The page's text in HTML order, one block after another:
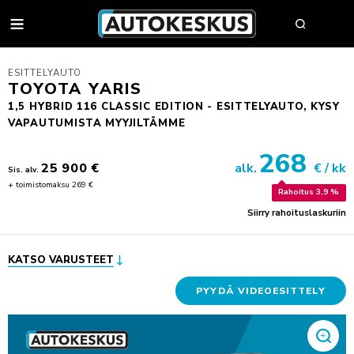
AUTOHAKU
VAIHTOAUTOT
BMW PREMIUM SELECTION
SÄHKÖAUTOT
VAIHTOAUTON OSTAJAN OPAS
AUTOKESKUS TURVA -PALVELUPAKETTI
HUUTOKAUPPA
AUTOJEN SISÄÄNOSTO
BMW
BYD
MINI
MITSUBISHI
YRITYSMYYNTI
YRITYSMYYNNIN ESITTELY
AUTOPÄÄTTÄJÄLLE
TYÖSUHDEAUTOILIJALLE
HUOLTO & RENKAAT
VARAA MÄÄRÄAIKAISHUOLTO
KOLARIKORJAUS & TUULILASIT
ESITTELYAUTO
TOYOTA YARIS
1,5 HYBRID 116 CLASSIC EDITION - ESITTELYAUTO, KYSY
VAPAUTUMISTA MYYJILTÄMME
Sis. alv. 25 900 €
+ toimistomaksu 269 €
alk. 268 € / kk
Rahoitus 3,9 %
Siirry rahoituslaskuriin
KATSO VARUSTEET
PYYDÄ VIDEOESITTELY